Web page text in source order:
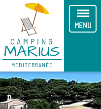
CAMPING
MARIUS
MÉDITERRANÉE
MENU